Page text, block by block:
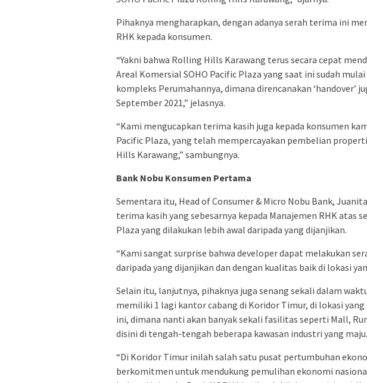
Pihaknya mengharapkan, dengan adanya serah terima ini
RHK kepada konsumen.
“Yakni bahwa Rolling Hills Karawang terus secara cepat
Areal Komersial SOHO Pacific Plaza yang saat ini sudah mulai
kompleks Perumahannya, dimana direncanakan ‘handover’
September 2021,” jelasnya.
“Kami mengucapkan terima kasih juga kepada konsumen
Pacific Plaza, yang telah mempercayakan pembelian
Hills Karawang,” sambungnya.
Bank Nobu Konsumen Pertama
Sementara itu, Head of Consumer & Micro Nobu Bank,
terima kasih yang sebesarnya kepada Manajemen RHK atas
Plaza yang dilakukan lebih awal daripada yang dijanjikan.
“Kami sangat surprise bahwa developer dapat melakukan
daripada yang dijanjikan dan dengan kualitas baik di lokasi
Selain itu, lanjutnya, pihaknya juga senang sekali dalam
memiliki 1 lagi kantor cabang di Koridor Timur, di lokasi
ini, dimana nanti akan banyak sekali fasilitas seperti Mall,
disini di tengah-tengah beberapa kawasan industri yang
“Di Koridor Timur inilah salah satu pusat pertumbuhan
berkomitmen untuk mendukung pemulihan ekonomi